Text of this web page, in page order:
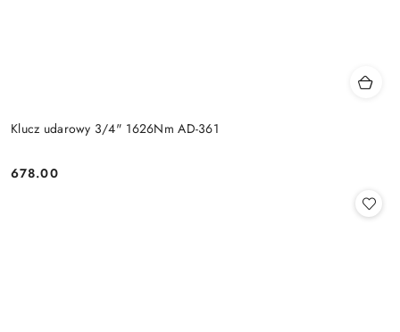
Klucz udarowy 3/4" 1626Nm AD-361
Cena:
678.00